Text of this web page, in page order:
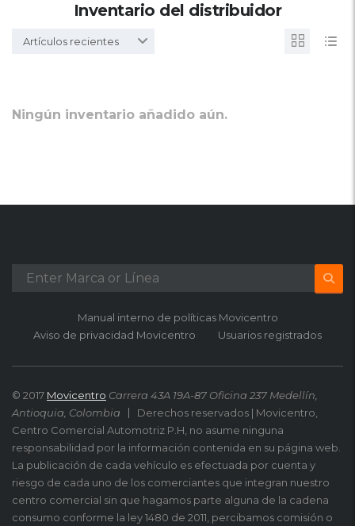
Inventario del distribuidor
Artículos recientes
Ningún inventario añadido aún.
Manual interno de políticas Movicentro
Aviso de privacidad Movicentro
Usuarios registrados
© 2017 Movicentro Carrera 43A 19A-87 Oficina 237 Medellín,
Antioquia, Colombia
Derechos reservados | Movicentro,
Centro Comercial Automotriz P.H, no asume ninguna
responsabilidad por la información contenida en su página web.
La publicación de cada vehículo es efectuada por cuenta y
riesgo de cada uno de los comerciantes que integran nuestro
centro comercial sin que hagamos parte alguna de la cadena
consumo conforme la ley 1480 de 2011, percibamos comisión o